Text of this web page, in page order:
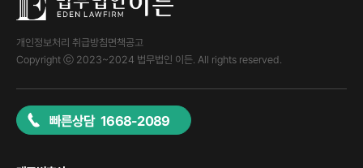
개인정보처리 취급방침면책공고
Copyright ⓒ 2023~2024 법무법인 이든. All rights reserved.
빠른상담 1668-2089